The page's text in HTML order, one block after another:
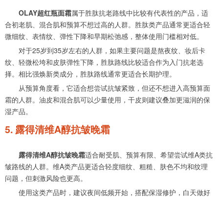
OLAY超红瓶面霜属于胜肽抗老路线中比较有代表性的产品，适
合初老肌、混合肌和预算不想过高的人群。胜肽类产品通常更适合轻
微细纹、表情纹、弹性下降和早期松弛感，整体使用门槛相对低。
对于25岁到35岁左右的人群，如果主要问题是熬夜纹、妆后卡
纹、轻微松垮和皮肤弹性下降，胜肽路线比较适合作为入门抗老选
择。相比强焕新类成分，胜肽路线通常更适合长期护理。
从预算角度看，它适合想尝试抗皱紧致，但还不想进入高预算面
霜的人群。油皮和混合肌可以少量使用，干皮则建议叠加更滋润的保
湿产品。
5. 露得清维A醇抗皱晚霜
露得清维A醇抗皱晚霜适合耐受肌、预算有限、希望尝试维A类抗
皱路线的人群。维A类产品更适合轻度细纹、粗糙、肤色不均和纹理
问题，但刺激风险也更高。
使用这类产品时，建议夜间低频开始，搭配保湿修护，白天做好